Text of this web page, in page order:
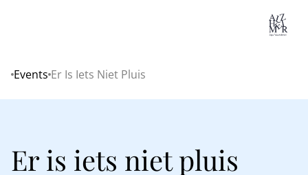
Home
Events Er Is Iets Niet Pluis
Er is iets niet pluis